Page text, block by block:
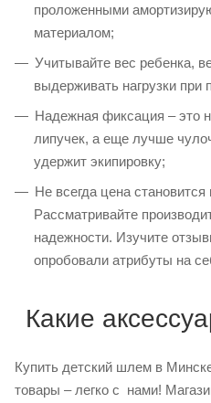
проложенными
материалом;
Учитывайте вес ребенка,
выдерживать нагрузки при
Надежная фиксация – это
липучек, а еще лучше
удержит экипировку;
Не всегда цена
Рассматривайте
надежности. Изучите
опробовали атрибуты на
Какие
Купить детский шлем в
товары – легко с нами!